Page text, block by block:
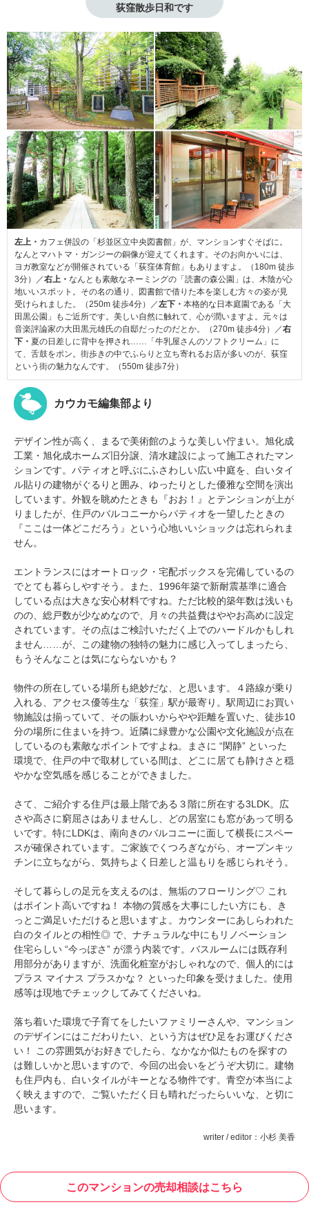
荻窪散歩日和です
左上・ カフェ併設の「杉並区立中央図書館」が、マンションすぐそばに。
なんとマハトマ・ガンジーの銅像が迎えてくれます。そのお向かいには、
ヨガ教室などが開催されている「荻窪体育館」もありますよ。（180m 徒歩
3分）／右上・ なんとも素敵なネーミングの「読書の森公園」は、木陰が心
地いいスポット。その名の通り、図書館で借りた本を楽しむ方々の姿が見
受けられました。（250m 徒歩4分）／左下・ 本格的な日本庭園である「大
田黒公園」もご近所です。美しい自然に触れて、心が潤いますよ。元々は
音楽評論家の大田黒元雄氏の自邸だったのだとか。（270m 徒歩4分）／右
下・ 夏の日差しに背中を押され……「牛乳屋さんのソフトクリーム」に
て、舌鼓をポン。街歩きの中でふらりと立ち寄れるお店が多いのが、荻窪
という街の魅力なんです。（550m 徒歩7分）
カウカモ編集部より
デザイン性が高く、まるで美術館のような美しい佇まい。 旭化成
工業・旭化成ホームズ旧分譲、清水建設によって施工されたマン
ションです。 パティオと呼ぶにふさわしい広い中庭を、白いタイ
ル貼りの建物がぐるりと囲み、ゆったりとした優雅な空間を演出
しています。外観を眺めたときも『おお！』とテンションが上が
りましたが、住戸のバルコニーからパティオを一望したときの
『ここは一体どこだろう』という心地いいショックは忘れられま
せん。
エントランスにはオートロック・宅配ボックスを完備しているの
でとても暮らしやすそう。また、1996年築で新耐震基準に適合
している点は大きな安心材料ですね。ただ比較的築年数は浅いも
のの、総戸数が少なめなので、月々の共益費はややお高めに設定
されています。その点はご検討いただく上でのハードルかもしれ
ません……が、この建物の独特の魅力に感じ入ってしまったら、
もうそんなことは気にならないかも？
物件の所在している場所も絶妙だな、と思います。４路線が乗り
入れる、アクセス優等生な「荻窪」駅が最寄り。駅周辺にお買い
物施設は揃っていて、その賑わいからやや距離を置いた、徒歩10
分の場所に住まいを持つ。近隣に緑豊かな公園や文化施設が点在
しているのも素敵なポイントですよね。まさに “閑静” といった
環境で、住戸の中で取材している間は、どこに居ても静けさと穏
やかな空気感を感じることができました。
さて、ご紹介する住戸は最上階である３階に所在する3LDK。広
さや高さに窮屈さはありませんし、どの居室にも窓があって明る
いです。特にLDKは、南向きのバルコニーに面して横長にスペー
スが確保されています。ご家族でくつろぎながら、オープンキッ
チンに立ちながら、気持ちよく日差しと温もりを感じられそう。
そして暮らしの足元を支えるのは、無垢のフローリング♡ これ
はポイント高いですね！ 本物の質感を大事にしたい方にも、き
っとご満足いただけると思いますよ。カウンターにあしらわれた
白のタイルとの相性◎ で、 ナチュラルな中にもリノベーション
住宅らしい “今っぽさ” が漂う内装です。バスルームには既存利
用部分がありますが、洗面化粧室がおしゃれなので、個人的には
プラス マイナス プラスかな？ といった印象を受けました。使用
感等は現地でチェックしてみてくださいね。
落ち着いた環境で子育てをしたいファミリーさんや 、マンション
のデザインにはこだわりたい、という方はぜひ足をお運びくださ
い！ この雰囲気がお好きでしたら、なかなか似たものを探すの
は難しいかと思いますので、今回の出会いをどうぞ大切に。建物
も住戸内も、白いタイルがキーとなる物件です。青空が本当によ
く映えますので、ご覧いただく日も晴れだったらいいな、と切に
思います。
writer / editor：小杉 美香
このマンションの売却相談はこちら